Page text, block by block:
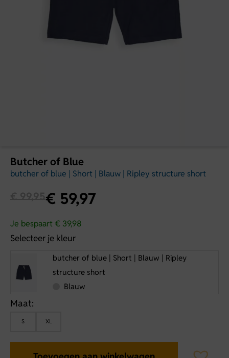
Butcher of Blue
butcher of blue | Short | Blauw | Ripley structure short
€ 59,97
Je bespaart € 39,98
Selecteer je kleur
butcher of blue | Short | Blauw | Ripley
structure short
Blauw
Maat:
S XL